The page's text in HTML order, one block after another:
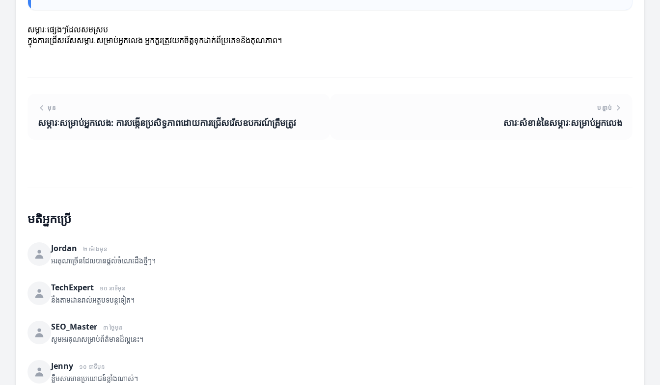
សម្ភារៈផ្សេងៗដែលសមស្រប
ក្នុងការជ្រើសរើសសម្ភារៈសម្រាប់អ្នកលេង អ្នកគួរត្រូវយកចិត្តទុកដាក់ពីប្រភេទនិងគុណភាព។
មុន
សម្ភារៈសម្រាប់អ្នកលេង: ការបង្កើនប្រសិទ្ធភាពដោយការជ្រើសរើសឧបករណ៍ត្រឹមត្រូវ
បន្ទាប់
សារៈសំខាន់នៃសម្ភារៈសម្រាប់អ្នកលេង
មតិអ្នកប្រើ
Jordan ២ ម៉ោងមុន
អរគុណច្រើនដែលបានផ្តល់ចំណេះដឹងថ្មីៗ។
TechExpert ១០ នាទីមុន
នឹងតាមដានរាល់អត្ថបទបន្តទៀត។
SEO_Master ៣ ថ្ងៃមុន
សូមអរគុណសម្រាប់ព័ត៌មានដ៏ល្អនេះ។
Jenny ១០ នាទីមុន
ខ្លឹមសារមានប្រយោជន៍ខ្លាំងណាស់។